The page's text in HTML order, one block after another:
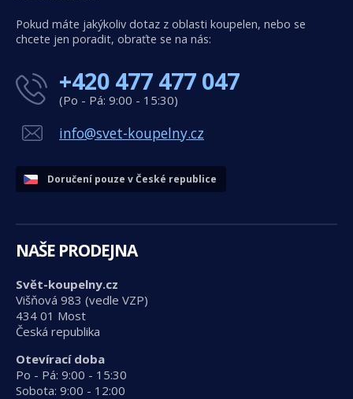
Pokud máte jakýkoliv dotaz z oblasti koupelen, nebo se
chcete jen poradit, obraťte se na nás:
+420 477 477 047
(Po - Pá: 9:00 - 15:30)
info@svet-koupelny.cz
Doručení pouze v České republice
NAŠE PRODEJNA
Svět-koupelny.cz
Višňová 983 (vedle VZP)
434 01 Most
Česká republika
Otevírací doba
Po - Pá: 9:00 - 15:30
Sobota: 9:00 - 12:00